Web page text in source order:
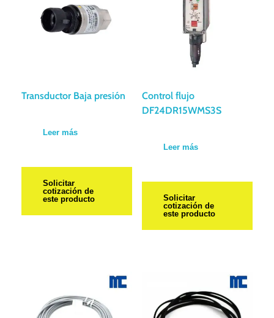
Transductor Baja presión
Leer más
Solicitar
cotización de
este producto
Control flujo
DF24DR15WMS3S
Leer más
Solicitar
cotización de
este producto